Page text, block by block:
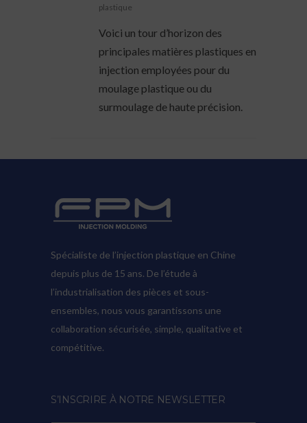
plastique
Voici un tour d’horizon des
principales matières plastiques en
injection employées pour du
moulage plastique ou du
surmoulage de haute précision.
Spécialiste de l’injection plastique en Chine
depuis plus de 15 ans. De l’étude à
l’industrialisation des pièces et sous-
ensembles, nous vous garantissons une
collaboration sécurisée, simple, qualitative et
compétitive.
S’INSCRIRE À NOTRE NEWSLETTER